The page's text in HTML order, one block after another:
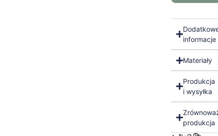
informacje
Materiały
Produkcja
i wysyłka
produkcja